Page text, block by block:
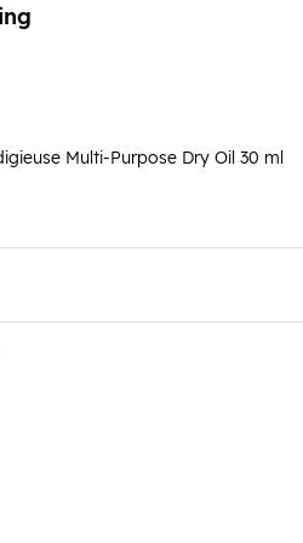
Multi-Purpose Dry Oil 30 ml